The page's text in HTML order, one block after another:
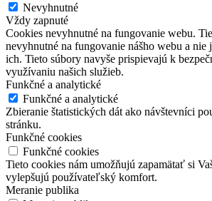
Nevyhnutné
Vždy zapnuté
Cookies nevyhnutné na fungovanie webu.
nevyhnutné na fungovanie nášho webu a
ich. Tieto súbory navyše prispievajú k
využívaniu našich služieb.
Funkčné a analytické
Funkčné a analytické
Zbieranie štatistických dát ako návštevníci
stránku.
Funkčné cookies
Funkčné cookies
Tieto cookies nám umožňujú zapamätať si
vylepšujú používateľský komfort.
Meranie publika